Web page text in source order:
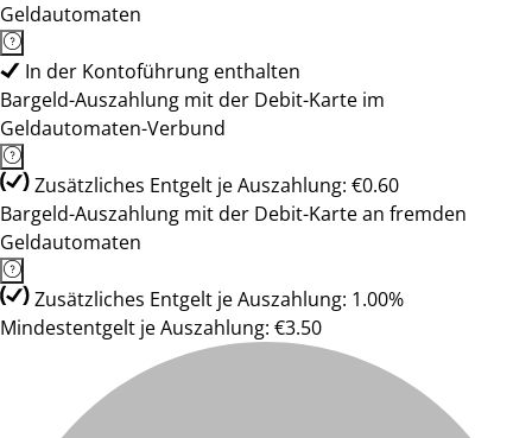
Geldautomaten
In der Kontoführung enthalten
Bargeld-Auszahlung mit der Debit-Karte im
Geldautomaten-Verbund
Zusätzliches Entgelt je Auszahlung: €0.60
Bargeld-Auszahlung mit der Debit-Karte an fremden
Geldautomaten
Zusätzliches Entgelt je Auszahlung: 1.00%
Mindestentgelt je Auszahlung: €3.50